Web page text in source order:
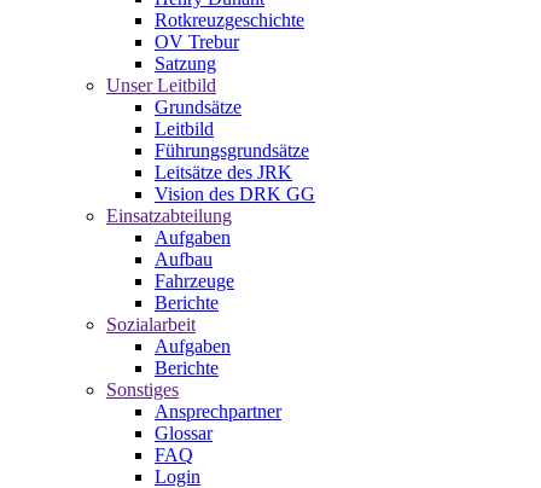
Rotkreuzgeschichte
OV Trebur
Satzung
Unser Leitbild
Grundsätze
Leitbild
Führungsgrundsätze
Leitsätze des JRK
Vision des DRK GG
Einsatzabteilung
Aufgaben
Aufbau
Fahrzeuge
Berichte
Sozialarbeit
Aufgaben
Berichte
Sonstiges
Ansprechpartner
Glossar
FAQ
Login